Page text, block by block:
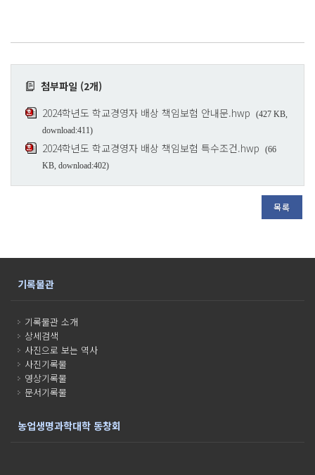
첨부파일 (2개)
2024학년도 학교경영자 배상 책임보험 안내문.hwp
(427 KB,
download:411)
2024학년도 학교경영자 배상 책임보험 특수조건.hwp
(66
KB, download:402)
목록
기록물관
기록물관 소개
상세검색
사진으로 보는 역사
사진기록물
영상기록물
문서기록물
농업생명과학대학 동창회